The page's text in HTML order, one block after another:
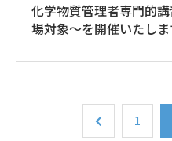
化学物質管理者専門的
場対象～を開催いたしま
1